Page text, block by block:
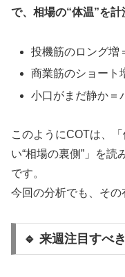
で、相場の“体温”を計
投機筋のロング増
商業筋のショート
小口がまだ静か＝
このようにCOTは、
い“相場の裏側”」を
です。
今回の分析でも、その
🔹 来週注目すべ